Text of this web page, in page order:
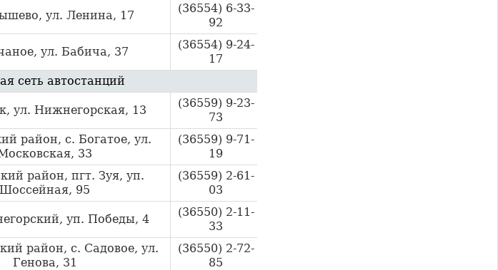
ул. Ленина, 17
(36554) 6-33-
92
ул. Бабича, 37
(36554) 9-24-
17
сеть автостанций
ул. Нижнегорская, 13
(36559) 9-23-
73
район, с. Богатое, ул.
33
(36559) 9-71-
19
район, пгт. Зуя, уп.
Шоссейная, 95
(36559) 2-61-
03
уп. Победы, 4
(36550) 2-11-
33
район, с. Садовое, ул.
Генова, 31
(36550) 2-72-
85